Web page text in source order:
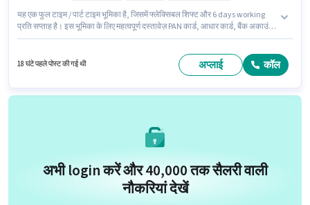
यह एक फुल टाइम / पार्ट टाइम भूमिका है, जिसमें फ्लेक्सिबल शिफ्ट और 6 days working
प्रति सप्ताह है। इस भूमिका के लिए महत्वपूर्ण दस्तावेज़ PAN कार्ड, आधार कार्ड, बैंक अकाउंट
नौकरी के लिए 10वीं से नीचे योग्यता वाले उम्मीदवार आवेदन कर सकते हैं। इंश्योरेंस, मेडिकल
बेनिफिट्स पद और कंपनी की नीतियों के अनुसार दिए जा सकते हैं।
18 घंटे पहले पोस्ट की गई थी अप्लाई कॉल
अभी login करें और ₹40,000 तक सैलरी वाली
नौकरियां देखें